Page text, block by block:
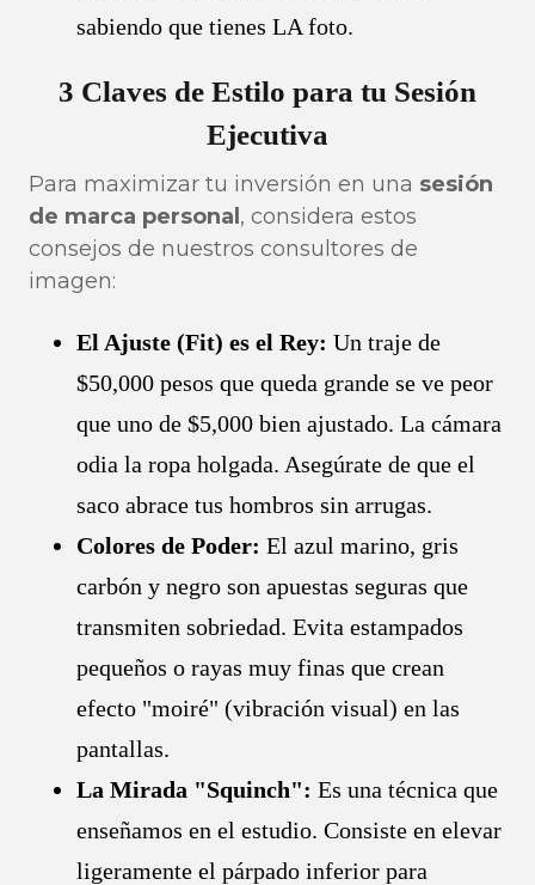
sabiendo que tienes LA foto.
3 Claves de Estilo para tu Sesión
Ejecutiva
Para maximizar tu inversión en una sesión
de marca personal , considera estos
consejos de nuestros consultores de
imagen:
El Ajuste (Fit) es el Rey: Un traje de
$50,000 pesos que queda grande se ve peor
que uno de $5,000 bien ajustado. La cámara
odia la ropa holgada. Asegúrate de que el
saco abrace tus hombros sin arrugas.
Colores de Poder: El azul marino, gris
carbón y negro son apuestas seguras que
transmiten sobriedad. Evita estampados
pequeños o rayas muy finas que crean
efecto "moiré" (vibración visual) en las
pantallas.
La Mirada "Squinch": Es una técnica que
enseñamos en el estudio. Consiste en elevar
ligeramente el párpado inferior para